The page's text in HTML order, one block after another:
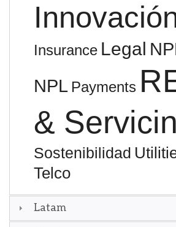
Insurance Legal
NPL Payments
&
Sostenibilidad
Telco
Latam